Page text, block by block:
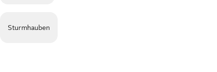
Sturmhauben